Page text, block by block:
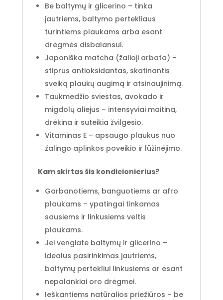
Be baltymų ir glicerino – tinka
jautriems, baltymo pertekliaus
turintiems plaukams arba esant
drėgmės disbalansui.
Japoniška matcha (žalioji arbata) –
stiprus antioksidantas, skatinantis
sveiką plaukų augimą ir atsinaujinimą.
Taukmedžio sviestas, avokado ir
migdolų aliejus – intensyviai maitina,
drėkina ir suteikia žvilgesio.
Vitaminas E – apsaugo plaukus nuo
žalingo aplinkos poveikio ir lūžinėjimo.
Kam skirtas šis kondicionierius?
Garbanotiems, banguotiems ar afro
plaukams – ypatingai tinkamas
sausiems ir linkusiems veltis
plaukams.
Jei vengiate baltymų ir glicerino –
idealus pasirinkimas jautriems,
baltymų pertekliui linkusiems ar esant
nepalankiai oro drėgmei.
Ieškantiems natūralios priežiūros – be